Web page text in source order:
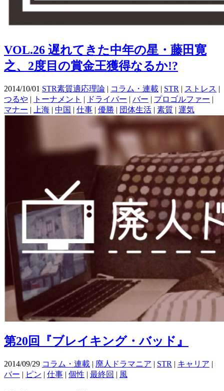
VOL.26 遅れてきた中年の星・藤田寛
之、2度目の賞金王獲得なるか!?
2014/10/01 STR素質適応理論 | コラム・連載 | STR | ストレス |
つるや | トーナメント | ドライバー | バー | プロゴルファー |
マナー | 上海 | 中国 | 仕事 | 優勝 | 団体生活 | 素質 | 運気
第20回『ブレイキング・バッド』
2014/09/29 コラム・連載 | 廃人ドラマニア | STR | キャリア |
バー | ピン | 仕事 | 個性 | 最終回 | 風